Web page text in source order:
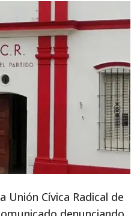
Unión Cívica Radical de